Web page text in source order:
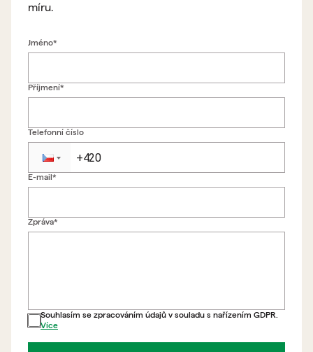
míru.
Zpět na formulář
Jméno*
Příjmení*
Telefonní číslo
E-mail*
Zpráva*
Souhlasím se zpracováním údajů v souladu s nařízením GDPR.
Více